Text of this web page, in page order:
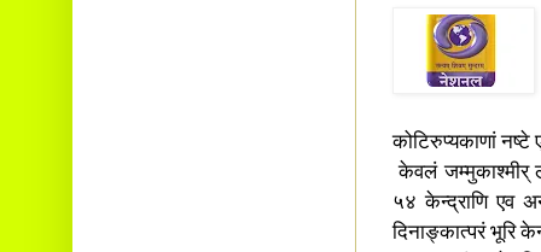
कोटिरुप्यकाणां नष्टे
केवलं जम्मुकाश्मीर्
५४ केन्द्राणि एव
दिनाङ्कात्परं भूरि